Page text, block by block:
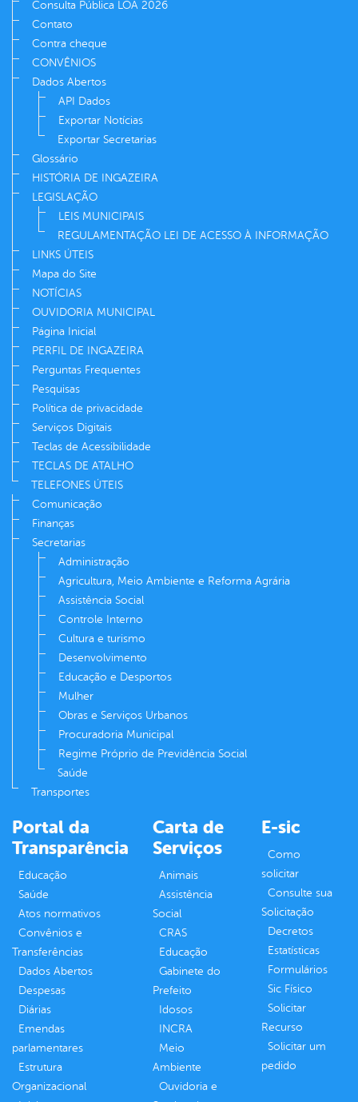
Consulta Pública LOA 2026
Contato
Contra cheque
CONVÊNIOS
Dados Abertos
API Dados
Exportar Notícias
Exportar Secretarias
Glossário
HISTÓRIA DE INGAZEIRA
LEGISLAÇÃO
LEIS MUNICIPAIS
REGULAMENTAÇÃO LEI DE ACESSO À INFORMAÇÃO
LINKS ÚTEIS
Mapa do Site
NOTÍCIAS
OUVIDORIA MUNICIPAL
Página Inicial
PERFIL DE INGAZEIRA
Perguntas Frequentes
Pesquisas
Política de privacidade
Serviços Digitais
Teclas de Acessibilidade
TECLAS DE ATALHO
TELEFONES ÚTEIS
Comunicação
Finanças
Secretarias
Administração
Agricultura, Meio Ambiente e Reforma Agrária
Assistência Social
Controle Interno
Cultura e turismo
Desenvolvimento
Educação e Desportos
Mulher
Obras e Serviços Urbanos
Procuradoria Municipal
Regime Próprio de Previdência Social
Saúde
Transportes
Portal da
Transparência
Educação
Saúde
Atos normativos
Convênios e
Transferências
Dados Abertos
Despesas
Diárias
Emendas
parlamentares
Estrutura
Organizacional
Carta de
Serviços
Animais
Assistência
Social
CRAS
Educação
Gabinete do
Prefeito
Idosos
INCRA
Meio
Ambiente
Ouvidoria e
E-sic
Como
solicitar
Consulte sua
Solicitação
Decretos
Estatísticas
Formulários
Sic Físico
Solicitar
Recurso
Solicitar um
pedido